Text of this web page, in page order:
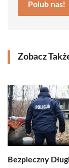
Polub nas!
Zobacz
Bezpieczny